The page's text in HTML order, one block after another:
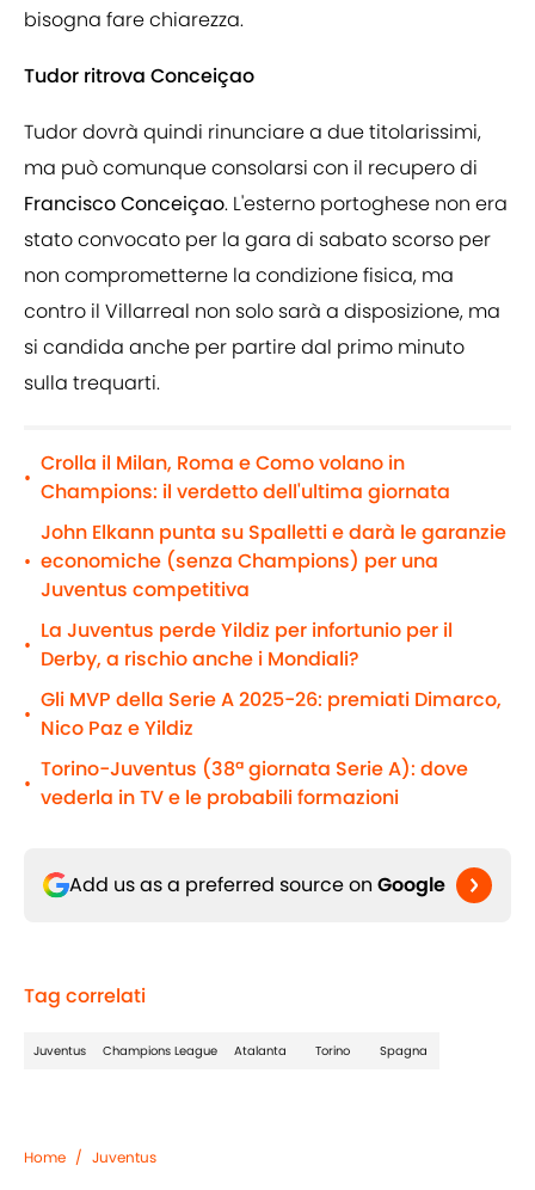
bisogna fare chiarezza.
Tudor ritrova Conceiçao
Tudor dovrà quindi rinunciare a due titolarissimi,
ma può comunque consolarsi con il recupero di
Francisco Conceiçao. L'esterno portoghese non era
stato convocato per la gara di sabato scorso per
non comprometterne la condizione fisica, ma
contro il Villarreal non solo sarà a disposizione, ma
si candida anche per partire dal primo minuto
sulla trequarti.
•
Crolla il Milan, Roma e Como volano in
Champions: il verdetto dell'ultima giornata
•
John Elkann punta su Spalletti e darà le garanzie
economiche (senza Champions) per una
Juventus competitiva
•
La Juventus perde Yildiz per infortunio per il
Derby, a rischio anche i Mondiali?
•
Gli MVP della Serie A 2025-26: premiati Dimarco,
Nico Paz e Yildiz
•
Torino-Juventus (38ª giornata Serie A): dove
vederla in TV e le probabili formazioni
Add us as a preferred source on Google
Tag correlati
Juventus Champions League Atalanta Torino Spagna
Home / Juventus